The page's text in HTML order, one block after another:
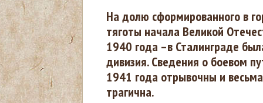
В
ы
з
д
На долю сформированного в
тяготы начала Великой
1940 года –в Сталинграде
дивизия. Сведения о боевом
1941 года отрывочны и
трагична.